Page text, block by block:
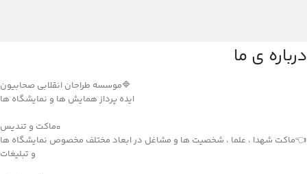
درباره ی ما
🔷موسسه طراحان انقلابی صحابیون
ایده پرداز همایش ها و نمایشگاه ها
▫️ماکت و تندیس
👈ماکت شهدا ، علما ، شخصیت ها و مشاغل در ابعاد مختلف مخصوص نمایشگاه ها
و تبلیغات